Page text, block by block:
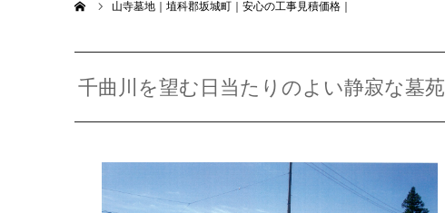
山寺墓地｜埴科郡坂城町｜安心の工事見積価格｜
千曲川を望む日当たりのよい静寂な墓苑